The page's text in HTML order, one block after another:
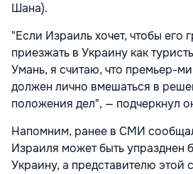
Шана).
"Если Израиль хочет, чтобы его
приезжать в Украину как
Умань, я считаю, что премьер-
должен лично вмешаться в
положения дел", — подчеркнул
Напомним, ранее в СМИ
Израиля может быть упразднен
Украину, а представителю этой